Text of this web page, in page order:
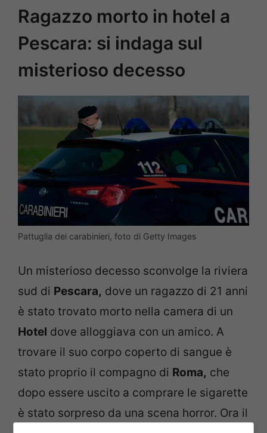
Ragazzo morto in hotel a
Pescara: si indaga sul
misterioso decesso
Pattuglia dei carabinieri, foto di Getty Images
Un misterioso decesso sconvolge la riviera
sud di Pescara, dove un ragazzo di 21 anni
è stato trovato morto nella camera di un
Hotel dove alloggiava con un amico. A
trovare il suo corpo coperto di sangue è
stato proprio il compagno di Roma, che
dopo essere uscito a comprare le sigarette
è stato sorpreso da una scena horror. Ora il